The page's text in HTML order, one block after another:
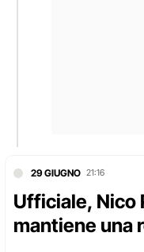
29 GIUGNO 21:16
Ufficiale, Nico
mantiene una